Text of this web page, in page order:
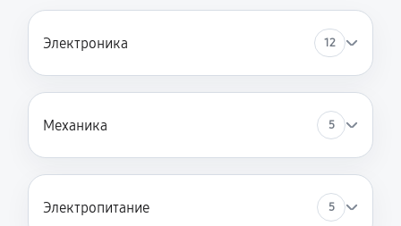
Электроника 12
Механика 5
Электропитание 5